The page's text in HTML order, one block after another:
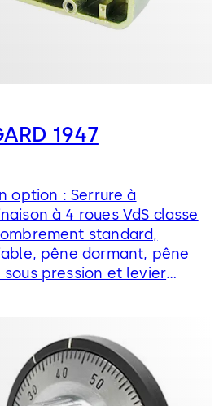
1947
option : Serrure à
à 4 roues VdS classe
standard,
pêne dormant, pêne
sous pression et levier